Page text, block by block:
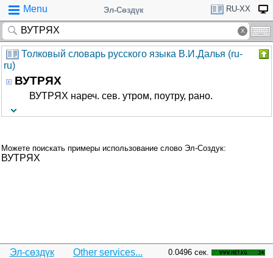
Menu Эл-Сөздүк RU-XX
Толковый словарь русского языка В.И.Далья (ru-
ru)
ВУТРЯХ
ВУТРЯХ нареч. сев. утром, поутру, рано.
Можете поискать примеры использование слово Эл-Создук:
ВУТРЯХ
Эл-сөздүк Other services... 0.0496 сек.